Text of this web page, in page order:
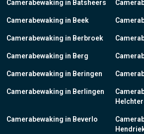
Camerabewaking in Batsheers
Camerabewaking in Beek
Camerabewaking in Berbroek
Camerabewaking in Berg
Camerabewaking in Beringen
Camerabewaking in Berlingen
Camerabewaking in Beverlo